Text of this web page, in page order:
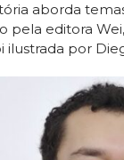
aborda
pela editora
ilustrada por